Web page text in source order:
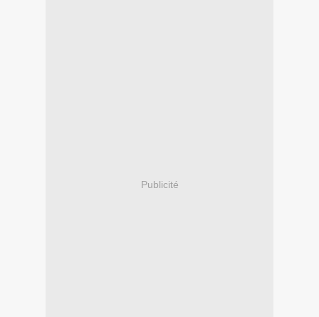
Publicité